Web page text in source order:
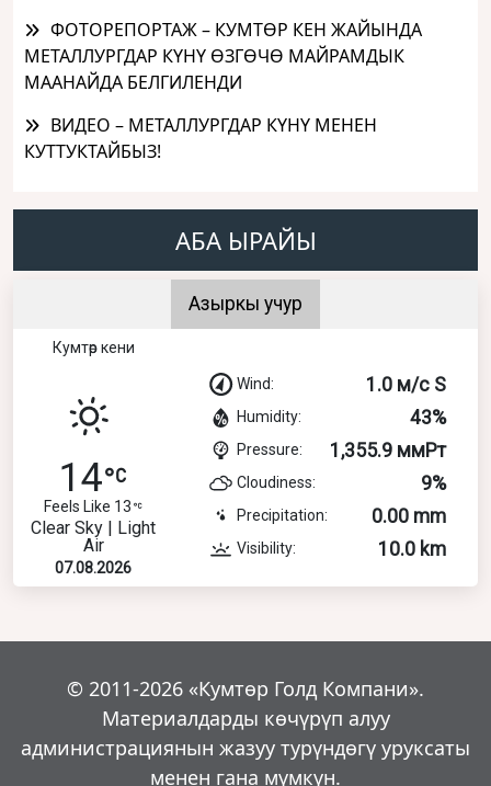
ФОТОРЕПОРТАЖ – КУМТӨР КЕН ЖАЙЫНДА
МЕТАЛЛУРГДАР КҮНҮ ӨЗГӨЧӨ МАЙРАМДЫК
МААНАЙДА БЕЛГИЛЕНДИ
ВИДЕО – МЕТАЛЛУРГДАР КҮНҮ МЕНЕН
КУТТУКТАЙБЫЗ!
АБА ЫРАЙЫ
Азыркы учур
Кумтөр кени
14
Feels Like 13
Clear Sky | Light
Air
07.08.2026
Wind: 1.0 м/с S
Humidity: 43%
Pressure: 1,355.9 ммРт
Cloudiness: 9%
Precipitation: 0.00 mm
Visibility: 10.0 km
© 2011-2026 «Кумтөр Голд Компани».
Материалдарды көчүрүп алуу
администрациянын жазуу турүндөгү уруксаты
менен гана мүмкүн.